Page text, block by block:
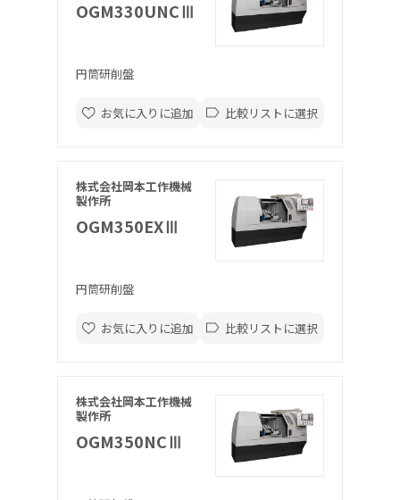
OGM330UNCⅢ
円筒研削盤
お気に入りに追加 比較リストに選択
株式会社岡本工作機械
製作所
OGM350EXⅢ
円筒研削盤
お気に入りに追加 比較リストに選択
株式会社岡本工作機械
製作所
OGM350NCⅢ